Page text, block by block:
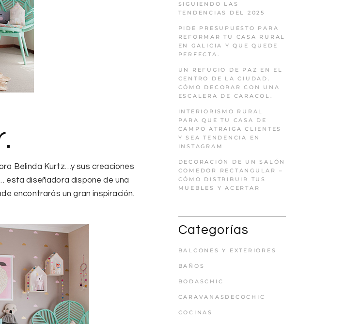
Belinda Kurtz…y sus creaciones
esta diseñadora dispone de una
encontrarás un gran inspiración.
SIGUIENDO LAS
TENDENCIAS DEL 2025
PIDE PRESUPUESTO PARA
REFORMAR TU CASA RURAL
EN GALICIA Y QUE QUEDE
PERFECTA.
UN REFUGIO DE PAZ EN EL
CENTRO DE LA CIUDAD.
CÓMO DECORAR CON UNA
ESCALERA DE CARACOL.
INTERIORISMO RURAL
PARA QUE TU CASA DE
CAMPO ATRAIGA CLIENTES
Y SEA TENDENCIA EN
INSTAGRAM
DECORACIÓN DE UN SALÓN
COMEDOR RECTANGULAR –
CÓMO DISTRIBUIR TUS
MUEBLES Y ACERTAR
Categorías
BALCONES Y EXTERIORES
BAÑOS
BODASCHIC
CARAVANASDECOCHIC
COCINAS